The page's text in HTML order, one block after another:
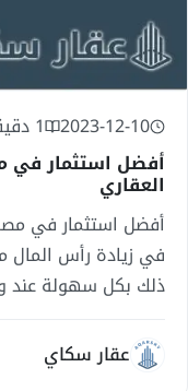
2023-12-10 1 دقيقة قراءة
العقاري
في زيادة رأس المال
ذلك بكل سهولة عند
عقار سكاي